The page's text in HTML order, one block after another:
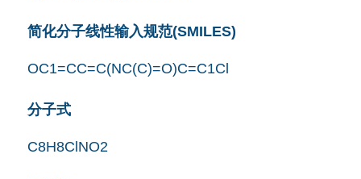
简化分子线性输入规范(SMILES)
OC1=CC=C(NC(C)=O)C=C1Cl
分子式
C8H8ClNO2